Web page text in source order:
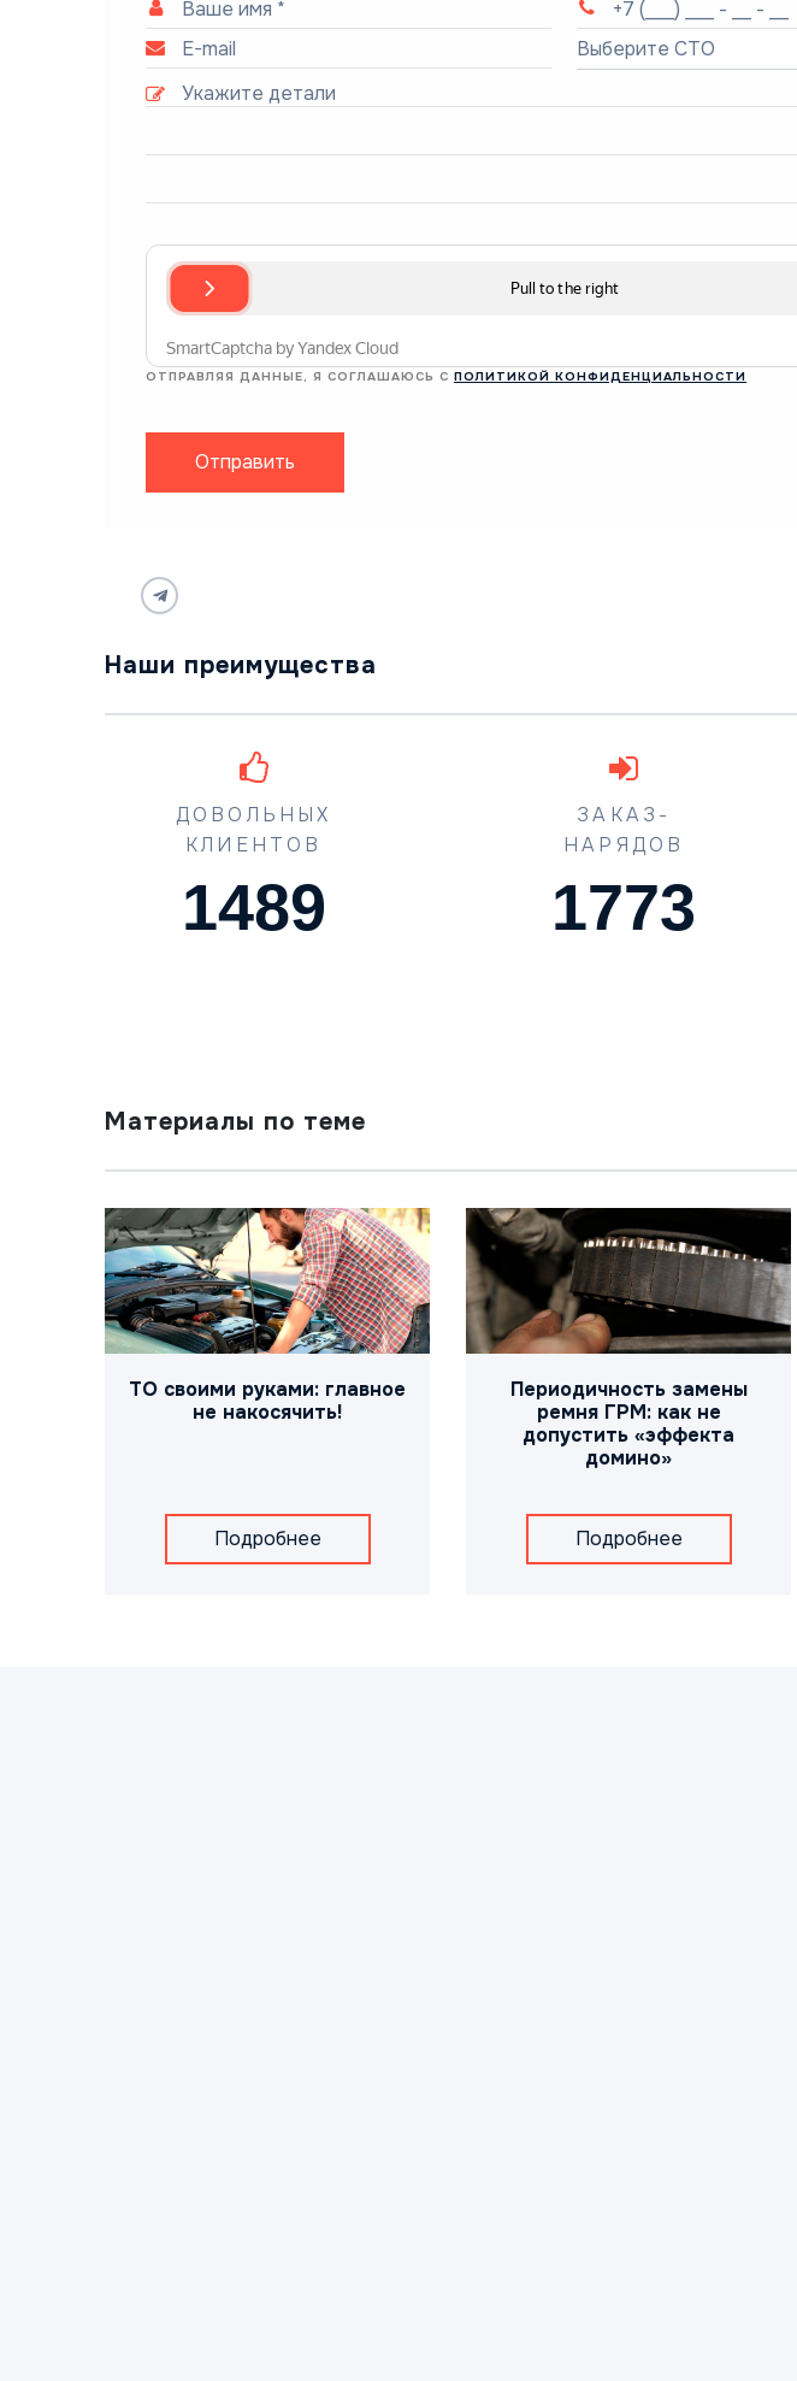
Выберите СТО
ОТПРАВЛЯЯ ДАННЫЕ, Я СОГЛАШАЮСЬ С ПОЛИТИКОЙ КОНФИДЕНЦИАЛЬНОСТИ
Отправить
Наши преимущества
ДОВОЛЬНЫХ
КЛИЕНТОВ
1489
ЗАКАЗ-
НАРЯДОВ
1773
Материалы по теме
ТО своими руками: главное
не накосячить!
Подробнее
Периодичность замены
ремня ГРМ: как не
допустить «эффекта
домино»
Подробнее